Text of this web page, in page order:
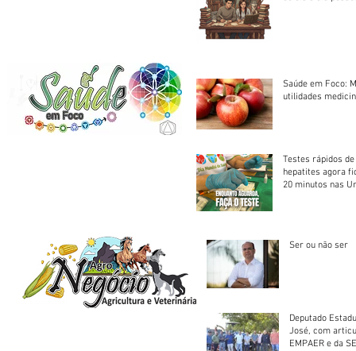
Saúde em Foco:
utilidades
Testes rápidos
hepatites agora
20 minutos nas
Ser ou não ser
Deputado
José, com
EMPAER e da